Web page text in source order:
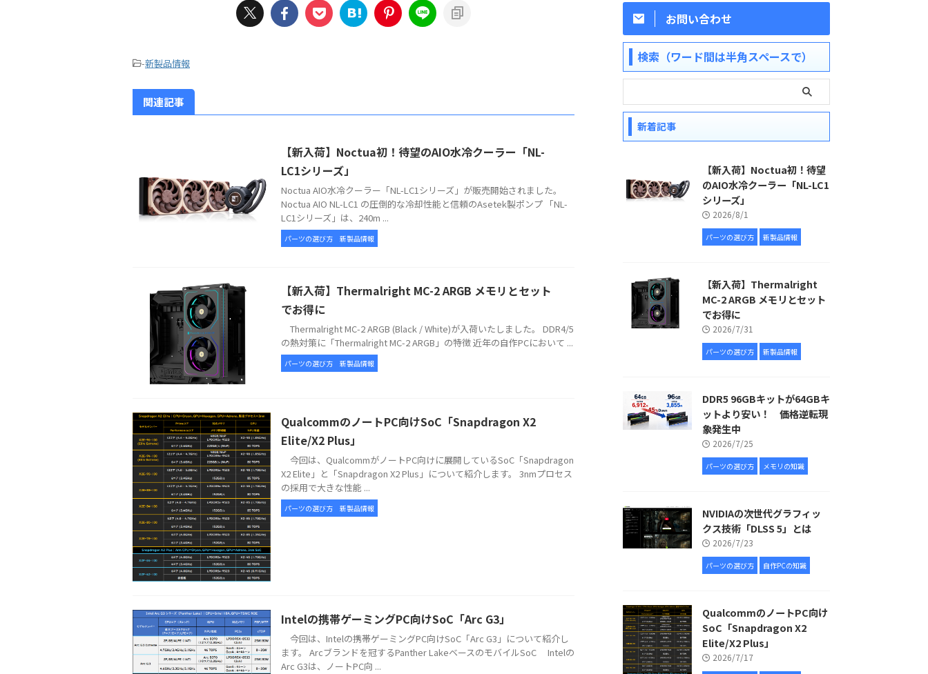
-新製品情報
関連記事
【新入荷】Noctua初！待望のAIO水冷クーラー「NL-
LC1シリーズ」
Noctua AIO水冷クーラー「NL-LC1シリーズ」が販売開始されました。
Noctua AIO NL-LC1 の圧倒的な冷却性能と信頼のAsetek製ポンプ 「NL-
LC1シリーズ」は、240m ...
パーツの選び方 新製品情報
【新入荷】Thermalright MC-2 ARGB メモリとセット
でお得に
Thermalright MC-2 ARGB (Black / White)が入荷いたしました。 DDR4/5
の熱対策に「Thermalright MC-2 ARGB」の特徴 近年の自作PCにおいて ...
パーツの選び方 新製品情報
QualcommのノートPC向けSoC「Snapdragon X2
Elite/X2 Plus」
今回は、QualcommがノートPC向けに展開しているSoC「Snapdragon
X2 Elite」と「Snapdragon X2 Plus」について紹介します。 3nmプロセス
の採用で大きな性能 ...
パーツの選び方 新製品情報
Intelの携帯ゲーミングPC向けSoC「Arc G3」
今回は、Intelの携帯ゲーミングPC向けSoC「Arc G3」について紹介し
ます。 Arcブランドを冠するPanther LakeベースのモバイルSoC Intelの
Arc G3は、ノートPC向 ...
お問い合わせ
検索（ワード間は半角スペースで）
新着記事
【新入荷】Noctua初！待望
のAIO水冷クーラー「NL-LC1
シリーズ」
2026/8/1
パーツの選び方 新製品情報
【新入荷】Thermalright
MC-2 ARGB メモリとセット
でお得に
2026/7/31
パーツの選び方 新製品情報
DDR5 96GBキットが64GBキ
ットより安い！ 価格逆転現
象発生中
2026/7/25
パーツの選び方 メモリの知識
NVIDIAの次世代グラフィッ
クス技術「DLSS 5」とは
2026/7/23
パーツの選び方 自作PCの知識
QualcommのノートPC向け
SoC「Snapdragon X2
Elite/X2 Plus」
2026/7/17